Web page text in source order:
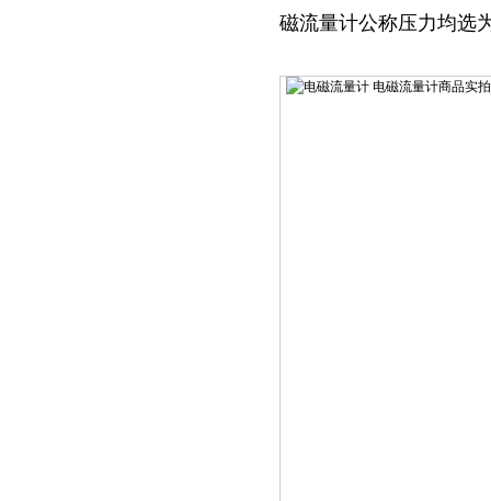
磁流量计公称压力均选